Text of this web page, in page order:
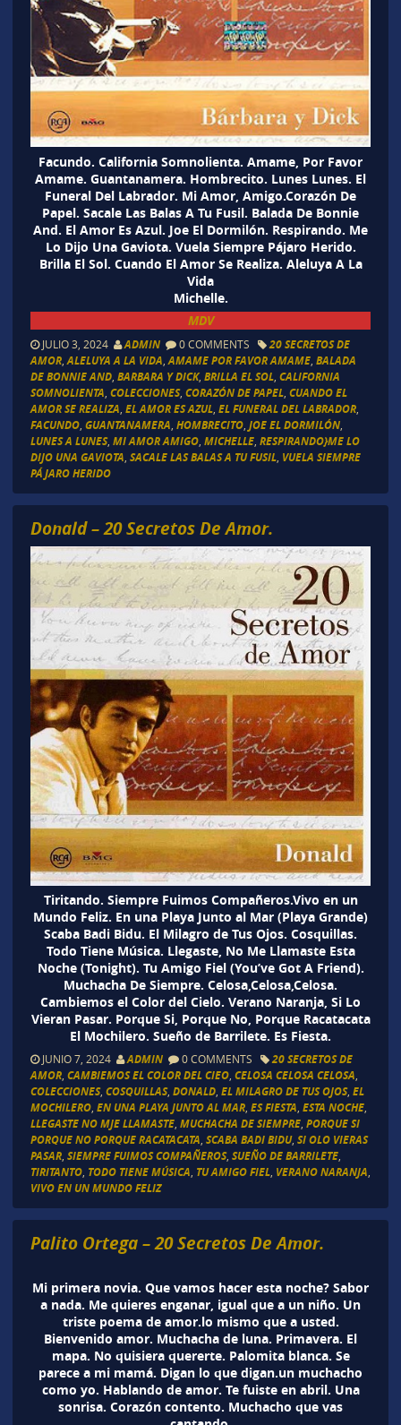
Facundo. California Somnolienta. Amame, Por Favor
Amame. Guantanamera. Hombrecito. Lunes Lunes. El
Funeral Del Labrador. Mi Amor, Amigo.Corazón De
Papel. Sacale Las Balas A Tu Fusil. Balada De Bonnie
And. El Amor Es Azul. Joe El Dormilón. Respirando. Me
Lo Dijo Una Gaviota. Vuela Siempre Pájaro Herido.
Brilla El Sol. Cuando El Amor Se Realiza. Aleluya A La
Vida
Michelle.
MDV
JULIO 3, 2024 ADMIN 0 COMMENTS
20 SECRETOS DE
AMOR, ALELUYA A LA VIDA AMAME POR FAVOR AMAME, BALADA
DE BONNIE AND, BARBARA Y DICK, BRILLA EL SOL, CALIFORNIA
SOMNOLIENTA COLECCIONES, CORAZÓN DE PAPEL, CUANDO EL
AMOR SE REALIZA EL AMOR ES AZUL, EL FUNERAL DEL LABRADOR,
FACUNDO, GUANTANAMERA HOMBRECITO, JOE EL DORMILÓN,
LUNES A LUNES, MI AMOR AMIGO, MICHELLE, RESPIRANDO}ME LO
DIJO UNA GAVIOTA SACALE LAS BALAS A TU FUSIL, VUELA SIEMPRE
PÁJARO HERIDO
Donald – 20 Secretos De Amor.
Tiritando. Siempre Fuimos Compañeros.Vivo en un
Mundo Feliz. En una Playa Junto al Mar (Playa Grande)
Scaba Badi Bidu. El Milagro de Tus Ojos. Cosquillas.
Todo Tiene Música. Llegaste, No Me Llamaste Esta
Noche (Tonight). Tu Amigo Fiel (You’ve Got A Friend).
Muchacha De Siempre. Celosa,Celosa,Celosa.
Cambiemos el Color del Cielo. Verano Naranja, Si Lo
Vieran Pasar. Porque Si, Porque No, Porque Racatacata
El Mochilero. Sueño de Barrilete. Es Fiesta.
JUNIO 7, 2024 ADMIN 0 COMMENTS
20 SECRETOS DE
AMOR, CAMBIEMOS EL COLOR DEL CIEO, CELOSA CELOSA CELOSA,
COLECCIONES, COSQUILLAS, DONALD, EL MILAGRO DE TUS OJOS, EL
MOCHILERO, EN UNA PLAYA JUNTO AL MAR, ES FIESTA, ESTA NOCHE,
LLEGASTE NO MJE LLAMASTE, MUCHACHA DE SIEMPRE, PORQUE SI
PORQUE NO PORQUE RACATACATA, SCABA BADI BIDU, SI OLO VIERAS
PASAR, SIEMPRE FUIMOS COMPAÑEROS, SUEÑO DE BARRILETE,
TIRITANTO, TODO TIENE MÚSICA, TU AMIGO FIEL, VERANO NARANJA,
VIVO EN UN MUNDO FELIZ
Palito Ortega – 20 Secretos De Amor.
Mi primera novia. Que vamos hacer esta noche? Sabor
a nada. Me quieres enganar, igual que a un niño. Un
triste poema de amor.lo mismo que a usted.
Bienvenido amor. Muchacha de luna. Primavera. El
mapa. No quisiera quererte. Palomita blanca. Se
parece a mi mamá. Digan lo que digan.un muchacho
como yo. Hablando de amor. Te fuiste en abril. Una
sonrisa. Corazón contento. Muchacho que vas